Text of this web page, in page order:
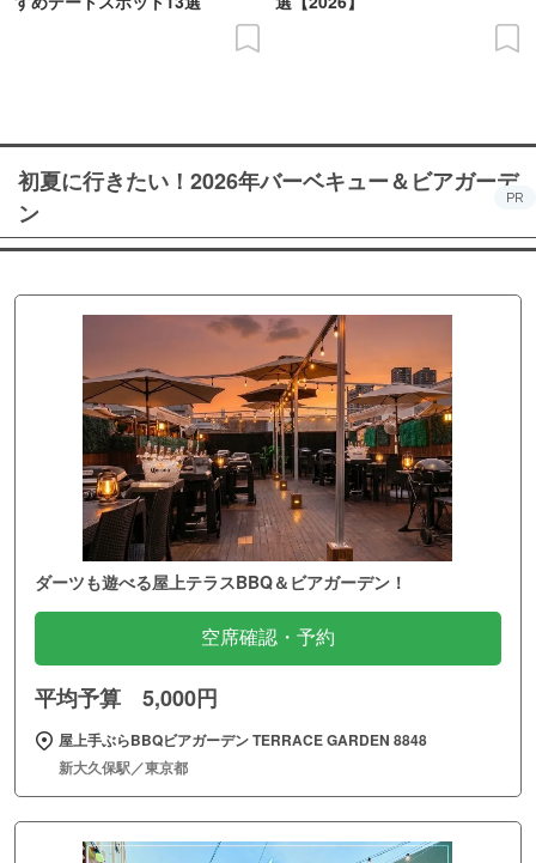
初夏に行きたい！2026年バーベキュー＆ビアガーデ
ン
PR
ダーツも遊べる屋上テラスBBQ＆ビアガーデン！
空席確認・予約
平均予算 5,000円
屋上手ぶらBBQビアガーデン TERRACE GARDEN 8848
新大久保駅／東京都